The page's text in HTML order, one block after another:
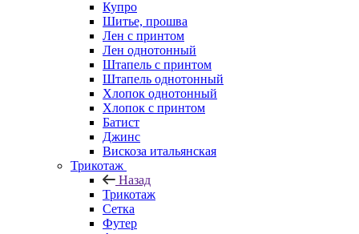
Купро
Шитье, прошва
Лен с принтом
Лен однотонный
Штапель с принтом
Штапель однотонный
Хлопок однотонный
Хлопок с принтом
Батист
Джинс
Вискоза итальянская
Трикотаж
Назад
Трикотаж
Сетка
Футер